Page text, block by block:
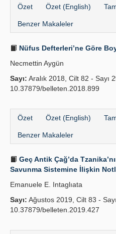
Özet Özet (English)
Benzer Makaleler
Nüfus Defterleri’ne Göre
Necmettin Aygün
Sayı: Aralık 2018, Cilt 82 - Sayı
10.37879/belleten.2018.899
Özet Özet (English)
Benzer Makaleler
Geç Antik Çağ’da
Savunma Sistemine İlişkin
Emanuele E. Intaglıata
Sayı: Ağustos 2019, Cilt 83 -
10.37879/belleten.2019.427